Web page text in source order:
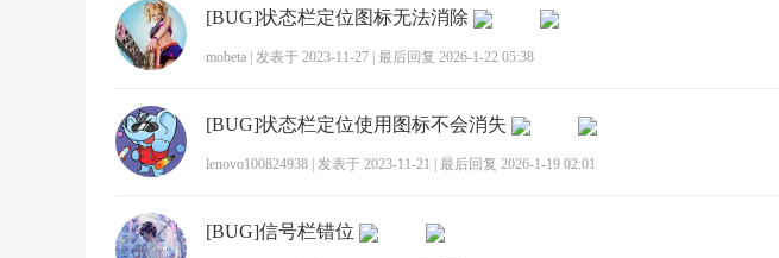
[BUG]状态栏定位图标无法消除
mobeta 发表于 2023-11-27 最后回复 2026-1-22 05:38
[BUG]状态栏定位使用图标不会消失
lenovo100824938 发表于 2023-11-21 最后回复 2026-1-19 02:01
[BUG]信号栏错位